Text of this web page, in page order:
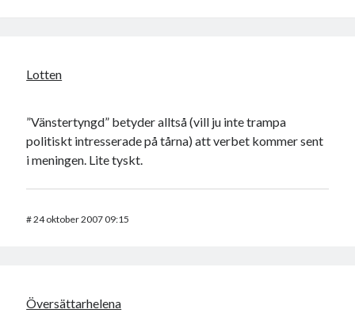
Lotten
”Vänstertyngd” betyder alltså (vill ju inte trampa
politiskt intresserade på tårna) att verbet kommer sent
i meningen. Lite tyskt.
#24 oktober 2007 09:15
Översättarhelena